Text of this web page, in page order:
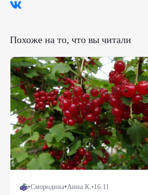
Похоже на то, что вы читали
•Смородина•Анна К.•16.11